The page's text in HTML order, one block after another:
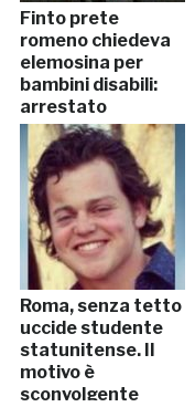
Finto prete
romeno chiedeva
elemosina per
bambini disabili:
arrestato
Roma, senza tetto
uccide studente
statunitense. Il
motivo è
sconvolgente